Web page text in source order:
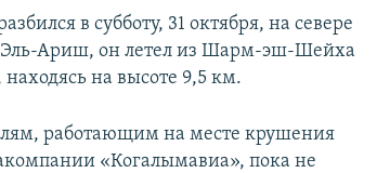
в субботу, 31 октября, на севере
Эль-Ариш, он летел из Шарм-эш-Шейха
на высоте 9,5 км.
работающим на месте крушения
«Когалымавиа», пока не